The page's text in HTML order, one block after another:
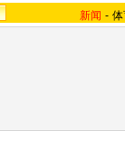
新闻 -